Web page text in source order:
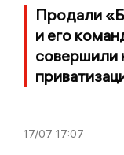
Продали
и его
совершили
17/07 17:07